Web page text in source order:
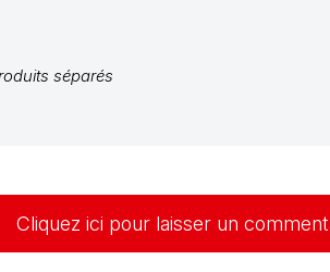
séparés
Cliquez ici pour laisser un